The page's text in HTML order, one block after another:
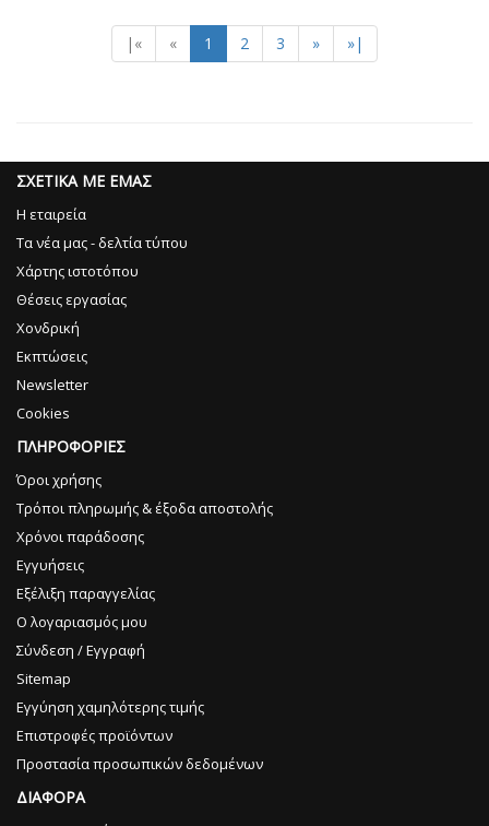
|« « 1 2 3 » »|
ΣΧΕΤΙΚΑ ΜΕ ΕΜΑΣ
Η εταιρεία
Τα νέα μας - δελτία τύπου
Χάρτης ιστοτόπου
Θέσεις εργασίας
Χονδρική
Εκπτώσεις
Newsletter
Cookies
ΠΛΗΡΟΦΟΡΙΕΣ
Όροι χρήσης
Τρόποι πληρωμής & έξοδα αποστολής
Χρόνοι παράδοσης
Εγγυήσεις
Εξέλιξη παραγγελίας
Ο λογαριασμός μου
Σύνδεση / Εγγραφή
Sitemap
Εγγύηση χαμηλότερης τιμής
Επιστροφές προϊόντων
Προστασία προσωπικών δεδομένων
ΔΙΑΦΟΡΑ